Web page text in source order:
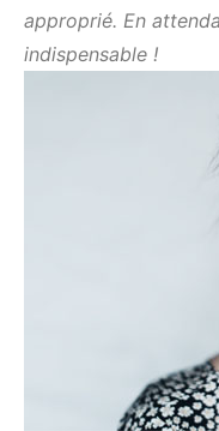
approprié. En
indispensable !